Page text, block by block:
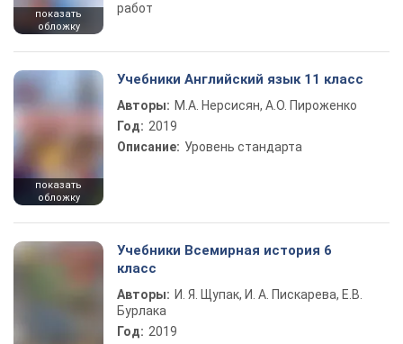
показать
обложку
работ
показать
обложку
Учебники Английский язык 11 класс
Авторы: М.А. Нерсисян, А.О. Пироженко
Год: 2019
Описание: Уровень стандарта
Учебники Всемирная история 6
класс
Авторы: И. Я. Щупак, И. А. Пискарева, Е.В.
Бурлака
Год: 2019